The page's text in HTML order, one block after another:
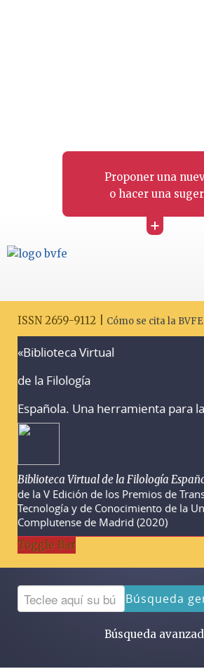
Proponer una
o hacer una
+
ISSN 2659-9112 | Cómo se cita la BVFE
«Biblioteca Virtual
de la Filología
Española. Una herramienta para
Biblioteca Virtual de la Filología
de la V Edición de los Premios de
Tecnología y de Conocimiento de la
Complutense de Madrid (2020)
Toggle Bar
Búsqueda
Búsqueda